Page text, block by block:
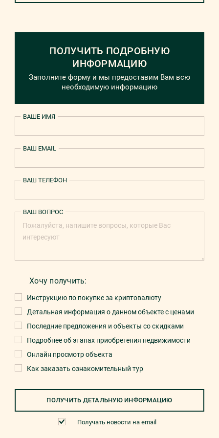
ПОЛУЧИТЬ ПОДРОБНУЮ
ИНФОРМАЦИЮ
Заполните форму и мы предоставим Вам всю
необходимую информацию
ВАШЕ ИМЯ
ВАШ EMAIL
ВАШ ТЕЛЕФОН
Хочу получить:
Инструкцию по покупке за криптовалюту
Детальная информация о данном объекте с ценами
Последние предложения и объекты со скидками
Подробнее об этапах приобретения недвижимости
Онлайн просмотр объекта
Как заказать ознакомительный тур
ВАШ ВОПРОС
ПОЛУЧИТЬ ДЕТАЛЬНУЮ ИНФОРМАЦИЮ
Получать новости на email